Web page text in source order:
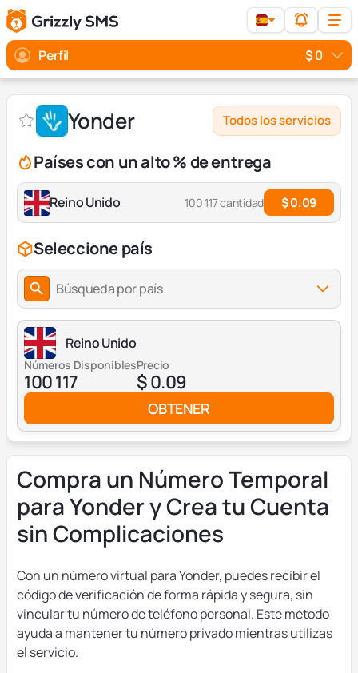
Perfil $ 0
Yonder Todos los servicios
Países con un alto % de entrega
Reino Unido 100 117 cantidad $ 0.09
Seleccione país
Búsqueda por país
Reino Unido
Números Disponibles
100 117
Precio
$ 0.09
OBTENER
Compra un Número Temporal
para Yonder y Crea tu Cuenta
sin Complicaciones
Con un número virtual para Yonder, puedes recibir el
código de verificación de forma rápida y segura, sin
vincular tu número de teléfono personal. Este método
ayuda a mantener tu número privado mientras utilizas
el servicio.